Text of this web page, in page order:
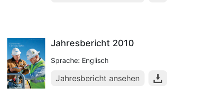
Jahresbericht 2010
Sprache: Englisch
Jahresbericht ansehen